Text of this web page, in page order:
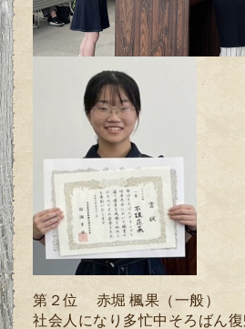
第２位 赤堀 楓果（一般）
社会人になり多忙中そろばん